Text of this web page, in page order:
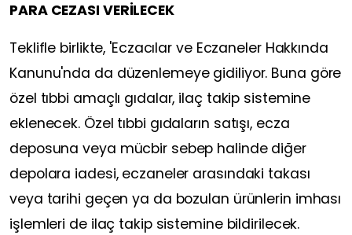
PARA CEZASI VERİLECEK
Teklifle birlikte, 'Eczacılar ve Eczaneler Hakkında
Kanunu'nda da düzenlemeye gidiliyor. Buna göre
özel tıbbi amaçlı gıdalar, ilaç takip sistemine
eklenecek. Özel tıbbi gıdaların satışı, ecza
deposuna veya mücbir sebep halinde diğer
depolara iadesi, eczaneler arasındaki takası
veya tarihi geçen ya da bozulan ürünlerin imhası
işlemleri de ilaç takip sistemine bildirilecek.